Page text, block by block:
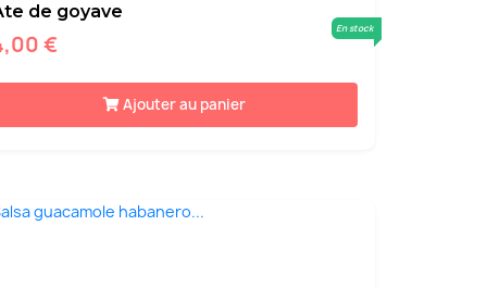
de goyave
€
En stock
Ajouter au panier